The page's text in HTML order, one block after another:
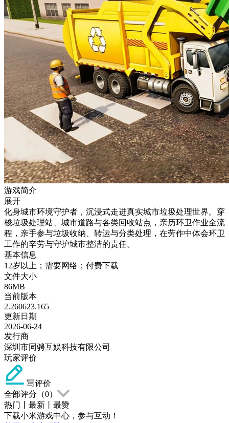
游戏简介
展开
化身城市环境守护者，沉浸式走进真实城市垃圾处理世界。穿
梭垃圾处理站、城市道路与各类回收站点，亲历环卫作业全流
程，亲手参与垃圾收纳、转运与分类处理，在劳作中体会环卫
工作的辛劳与守护城市整洁的责任。
基本信息
12岁以上；需要网络；付费下载
文件大小
86MB
当前版本
2.260623.165
更新日期
2026-06-24
发行商
深圳市同骋互娱科技有限公司
玩家评价
写评价
全部评分（0）
热门
最新
最赞
下载小米游戏中心，参与互动！